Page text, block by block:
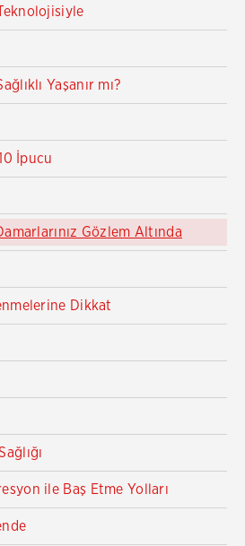
Yaşanır mı?
İpucu
Gözlem Altında
Dikkat
ile Baş Etme Yolları